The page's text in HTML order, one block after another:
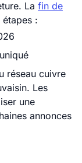
La fin de
:
réseau cuivre
Les
une
annonces